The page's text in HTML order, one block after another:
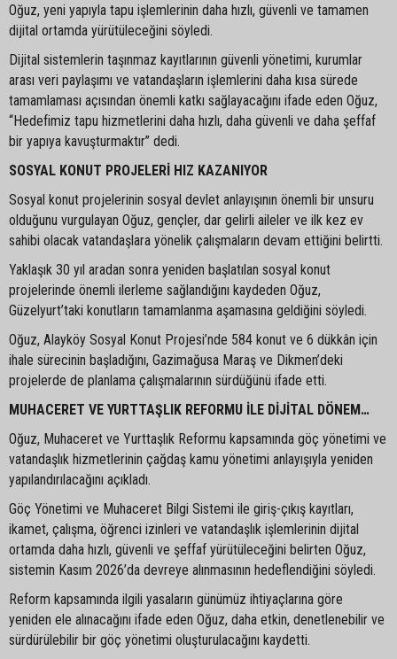
Oğuz, yeni yapıyla tapu işlemlerinin daha hızlı, güvenli ve tamamen
dijital ortamda yürütüleceğini söyledi.
Dijital sistemlerin taşınmaz kayıtlarının güvenli yönetimi, kurumlar
arası veri paylaşımı ve vatandaşların işlemlerini daha kısa sürede
tamamlaması açısından önemli katkı sağlayacağını ifade eden Oğuz,
“Hedefimiz tapu hizmetlerini daha hızlı, daha güvenli ve daha şeffaf
bir yapıya kavuşturmaktır” dedi.
SOSYAL KONUT PROJELERİ HIZ KAZANIYOR
Sosyal konut projelerinin sosyal devlet anlayışının önemli bir unsuru
olduğunu vurgulayan Oğuz, gençler, dar gelirli aileler ve ilk kez ev
sahibi olacak vatandaşlara yönelik çalışmaların devam ettiğini belirtti.
Yaklaşık 30 yıl aradan sonra yeniden başlatılan sosyal konut
projelerinde önemli ilerleme sağlandığını kaydeden Oğuz,
Güzelyurt’taki konutların tamamlanma aşamasına geldiğini söyledi.
Oğuz, Alayköy Sosyal Konut Projesi’nde 584 konut ve 6 dükkân için
ihale sürecinin başladığını, Gazimağusa Maraş ve Dikmen’deki
projelerde de planlama çalışmalarının sürdüğünü ifade etti.
MUHACERET VE YURTTAŞLIK REFORMU İLE DİJİTAL DÖNEM…
Oğuz, Muhaceret ve Yurttaşlık Reformu kapsamında göç yönetimi ve
vatandaşlık hizmetlerinin çağdaş kamu yönetimi anlayışıyla yeniden
yapılandırılacağını açıkladı.
Göç Yönetimi ve Muhaceret Bilgi Sistemi ile giriş-çıkış kayıtları,
ikamet, çalışma, öğrenci izinleri ve vatandaşlık işlemlerinin dijital
ortamda daha hızlı, güvenli ve şeffaf yürütüleceğini belirten Oğuz,
sistemin Kasım 2026’da devreye alınmasının hedeflendiğini söyledi.
Reform kapsamında ilgili yasaların günümüz ihtiyaçlarına göre
yeniden ele alınacağını ifade eden Oğuz, daha etkin, denetlenebilir ve
sürdürülebilir bir göç yönetimi oluşturulacağını kaydetti.